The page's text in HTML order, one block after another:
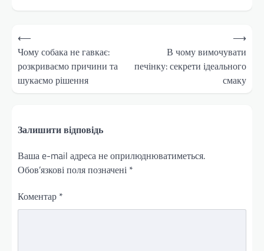
Навігація
записів
⟵
Чому собака не гавкає:
розкриваємо причини та
шукаємо рішення
В чому вимочувати
печінку: секрети ідеального
смаку
⟶
Залишити відповідь
Ваша e-mail адреса не оприлюднюватиметься.
Обов’язкові поля позначені *
Коментар *